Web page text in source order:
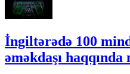
İngiltərədə 100
əməkdaşı haqqında